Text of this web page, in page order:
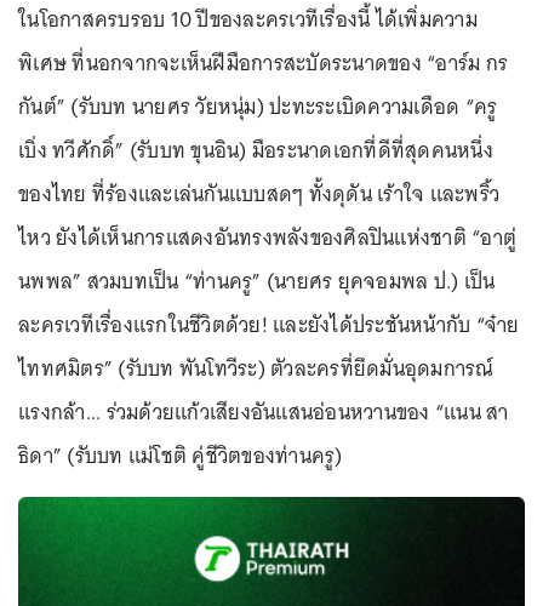
ในโอกาสครบรอบ 10 ปีของละครเวทีเรื่องนี้ ได้เพิ่มความ
พิเศษ ที่นอกจากจะเห็นฝีมือการสะบัดระนาดของ “อาร์ม กร
กันต์” (รับบท นายศร วัยหนุ่ม) ปะทะระเบิดความเดือด “ครู
เบิ่ง ทวีศักดิ์” (รับบท ขุนอิน) มือระนาดเอกที่ดีที่สุดคนหนึ่ง
ของไทย ที่ร้องและเล่นกันแบบสดๆ ทั้งดุดัน เร้าใจ และพริ้ว
ไหว ยังได้เห็นการแสดงอันทรงพลังของศิลปินแห่งชาติ “อาตู่
นพพล” สวมบทเป็น “ท่านครู” (นายศร ยุคจอมพล ป.) เป็น
ละครเวทีเรื่องแรกในชีวิตด้วย! และยังได้ประชันหน้ากับ “จ๋าย
ไททศมิตร” (รับบท พันโทวีระ) ตัวละครที่ยึดมั่นอุดมการณ์
แรงกล้า... ร่วมด้วยแก้วเสียงอันแสนอ่อนหวานของ “แนน สา
ธิดา” (รับบท แม่โชติ คู่ชีวิตของท่านครู)